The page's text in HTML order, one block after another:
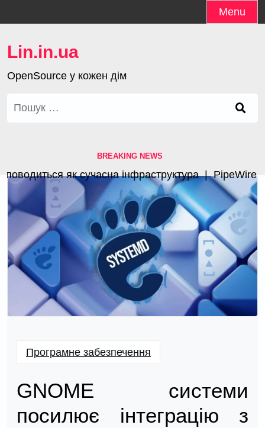
to
Menu
Lin.in.ua
OpenSource у кожен дім
Пошук:
BREAKING NEWS
як сучасна інфраструктура |PipeWire
Програмне забезпечення
GNOME системи
посилює інтеграцію з